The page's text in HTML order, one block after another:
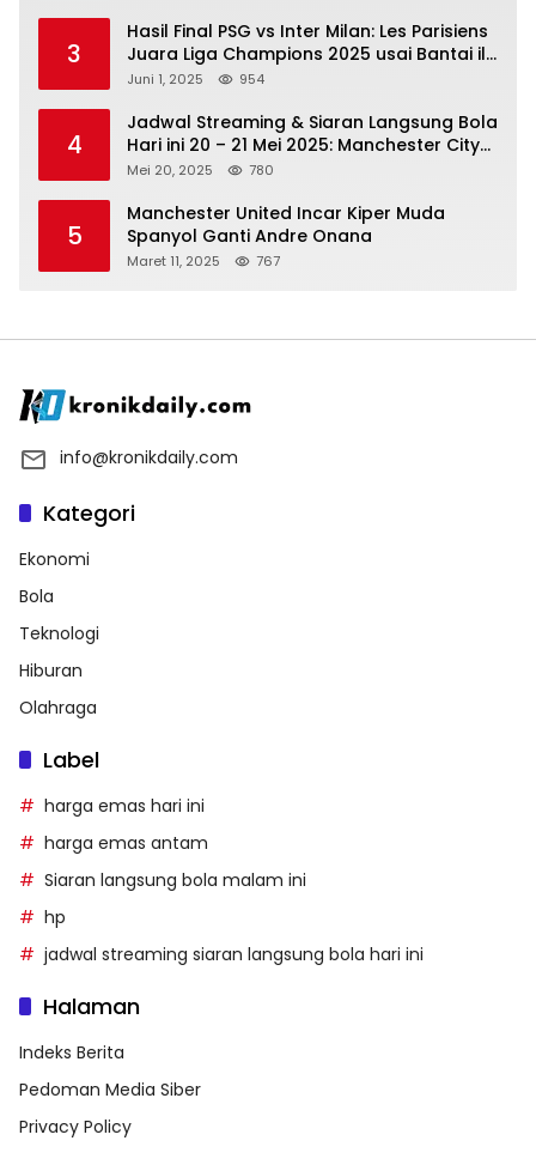
3
Hasil Final PSG vs Inter Milan: Les Parisiens
Juara Liga Champions 2025 usai Bantai il
Nerazzurri
Juni 1, 2025 954
4
Jadwal Streaming & Siaran Langsung Bola
Hari ini 20 – 21 Mei 2025: Manchester City
vs Bournemouth
Mei 20, 2025 780
5
Manchester United Incar Kiper Muda
Spanyol Ganti Andre Onana
Maret 11, 2025 767
info@kronikdaily.com
Kategori
Ekonomi
Bola
Teknologi
Hiburan
Olahraga
Label
harga emas hari ini
harga emas antam
Siaran langsung bola malam ini
hp
jadwal streaming siaran langsung bola hari ini
Halaman
Indeks Berita
Pedoman Media Siber
Privacy Policy